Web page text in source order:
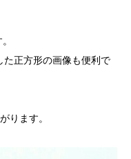
正方形の画像も便利で
ります。